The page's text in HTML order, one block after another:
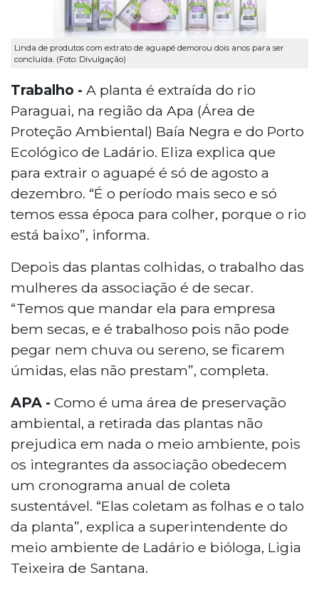
Linda de produtos com extrato de aguapé demorou dois anos para ser
concluída. (Foto: Divulgação)
Trabalho - A planta é extraída do rio
Paraguai, na região da Apa (Área de
Proteção Ambiental) Baía Negra e do Porto
Ecológico de Ladário. Eliza explica que
para extrair o aguapé é só de agosto a
dezembro. “É o período mais seco e só
temos essa época para colher, porque o rio
está baixo”, informa.
Depois das plantas colhidas, o trabalho das
mulheres da associação é de secar.
“Temos que mandar ela para empresa
bem secas, e é trabalhoso pois não pode
pegar nem chuva ou sereno, se ficarem
úmidas, elas não prestam”, completa.
APA - Como é uma área de preservação
ambiental, a retirada das plantas não
prejudica em nada o meio ambiente, pois
os integrantes da associação obedecem
um cronograma anual de coleta
sustentável. “Elas coletam as folhas e o talo
da planta”, explica a superintendente do
meio ambiente de Ladário e bióloga, Ligia
Teixeira de Santana.